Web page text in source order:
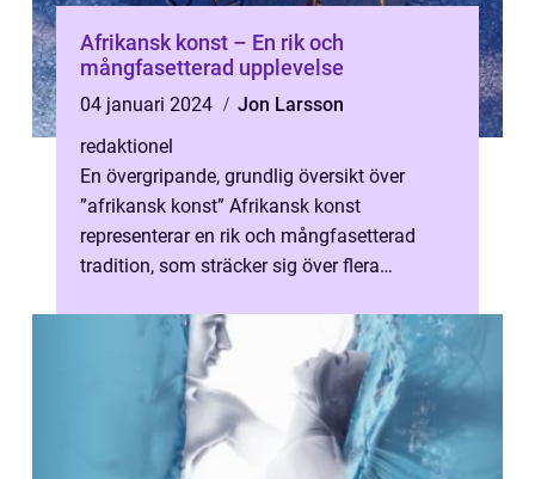
Afrikansk konst – En rik och
mångfasetterad upplevelse
04 januari 2024
Jon Larsson
redaktionel
En övergripande, grundlig översikt över
”afrikansk konst” Afrikansk konst
representerar en rik och mångfasetterad
tradition, som sträcker sig över flera